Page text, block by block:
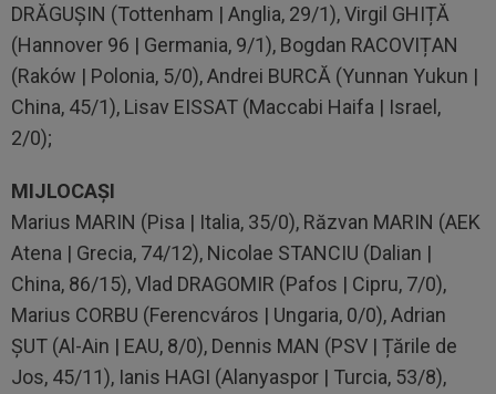
DRĂGUȘIN (Tottenham | Anglia, 29/1), Virgil GHIȚĂ
(Hannover 96 | Germania, 9/1), Bogdan RACOVIȚAN
(Raków | Polonia, 5/0), Andrei BURCĂ (Yunnan Yukun |
China, 45/1), Lisav EISSAT (Maccabi Haifa | Israel,
2/0);
MIJLOCAȘI
Marius MARIN (Pisa | Italia, 35/0), Răzvan MARIN (AEK
Atena | Grecia, 74/12), Nicolae STANCIU (Dalian |
China, 86/15), Vlad DRAGOMIR (Pafos | Cipru, 7/0),
Marius CORBU (Ferencváros | Ungaria, 0/0), Adrian
ȘUT (Al-Ain | EAU, 8/0), Dennis MAN (PSV | Țările de
Jos, 45/11), Ianis HAGI (Alanyaspor | Turcia, 53/8),